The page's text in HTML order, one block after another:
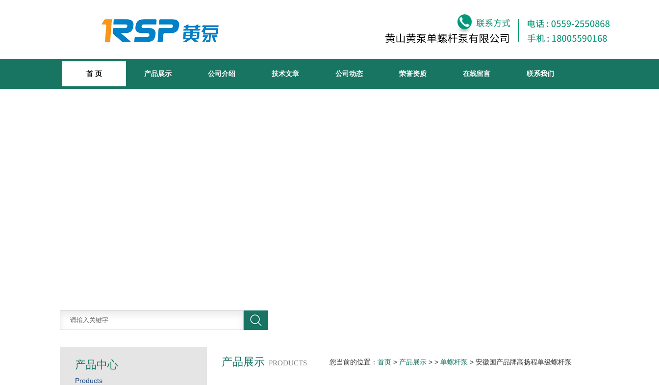
首 页 产品展示 公司介绍 技术文章 公司动态 荣誉资质 在线留言 联系我们
产品展示 PRODUCTS 您当前的位置： 首页 > 产品展示 > > 单螺杆泵 > 安徽国产品牌高扬程单级螺杆泵
产品中心
Products